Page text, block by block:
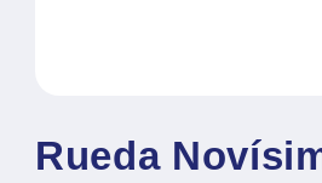
multimedia
Rueda